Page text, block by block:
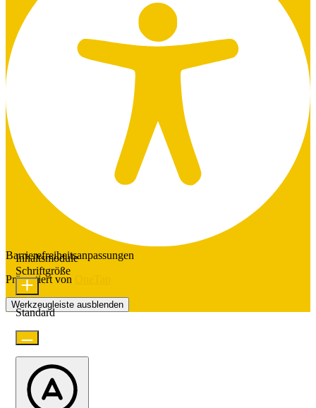
Barrierefreiheitsanpassungen
Präsentiert von
Werkzeugleiste ausblenden
Inhaltsmodule
Schriftgröße
Standard